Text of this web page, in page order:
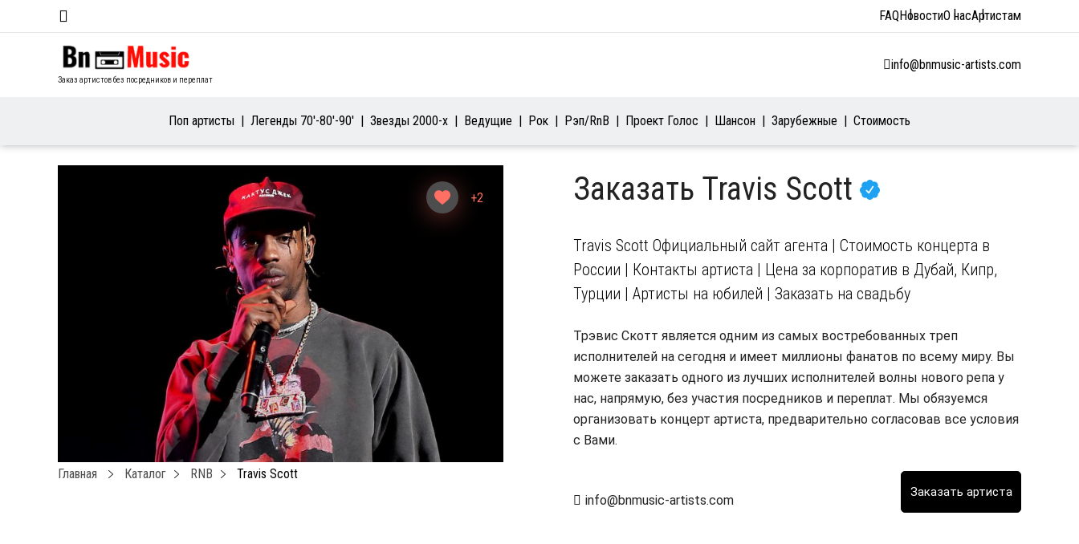
FAQНовостиО насАртистам
Заказ артистов без посредников и переплат
info@bnmusic-artists.com
Поп артисты Легенды 70′-80′-90′ Звезды 2000-х Ведущие Рок Рэп/RnB Проект Голос Шансон Зарубежные Стоимость
+2
Главная Каталог RNB Travis Scott
Заказать Travis Scott
Travis Scott Официальный сайт агента | Стоимость концерта в
России | Контакты артиста | Цена за корпоратив в Дубай, Кипр,
Турции | Артисты на юбилей | Заказать на свадьбу
Трэвис Скотт является одним из самых востребованных треп
исполнителей на сегодня и имеет миллионы фанатов по всему миру. Вы
можете заказать одного из лучших исполнителей волны нового репа у
нас, напрямую, без участия посредников и переплат. Мы обязуемся
организовать концерт артиста, предварительно согласовав все условия
с Вами.
info@bnmusic-artists.com